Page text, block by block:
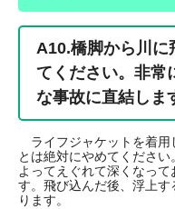
A10.橋脚から川に
てください。非常
な事故に直結しま
ライフジャケットを着
とは絶対にやめてくださ
よってえぐれて深くなっ
す。飛び込んだ後、浮上
ります。